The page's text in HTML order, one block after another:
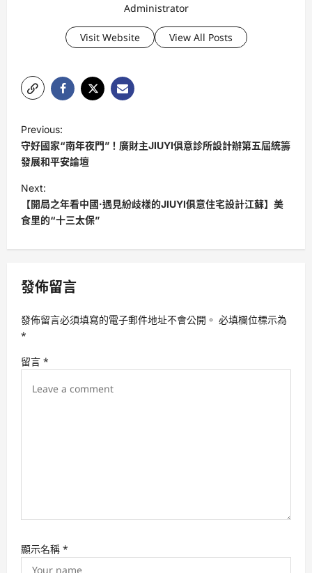
Administrator
Visit Website View All Posts
o
s
t
n
a
v
g
a
t
i
Previous:
守好國家“南年夜門”！廣財主JIUYI俱意診所設計辦第五屆統籌
發展和平安論壇
Next:
【開局之年看中國·遇見紛歧樣的JIUYI俱意住宅設計江蘇】美
食里的“十三太保”
發佈留言
發佈留言必須填寫的電子郵件地址不會公開。 必填欄位標示為
*
留言 *
顯示名稱 *